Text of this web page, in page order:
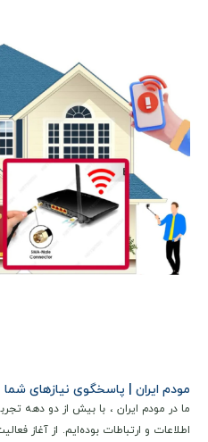
مودم ایران | پاسخگوی نیازهای شما
ما در مودم ایران ، با بیش از دو دهه
اطلاعات و ارتباطات بوده‌ایم. از آغاز